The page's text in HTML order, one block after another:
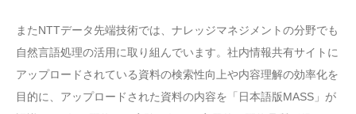
またNTTデータ先端技術では、ナレッジマネジメントの分野でも
自然言語処理の活用に取り組んでいます。社内情報共有サイトに
アップロードされている資料の検索性向上や内容理解の効率化を
目的に、アップロードされた資料の内容を「日本語版MASS」が